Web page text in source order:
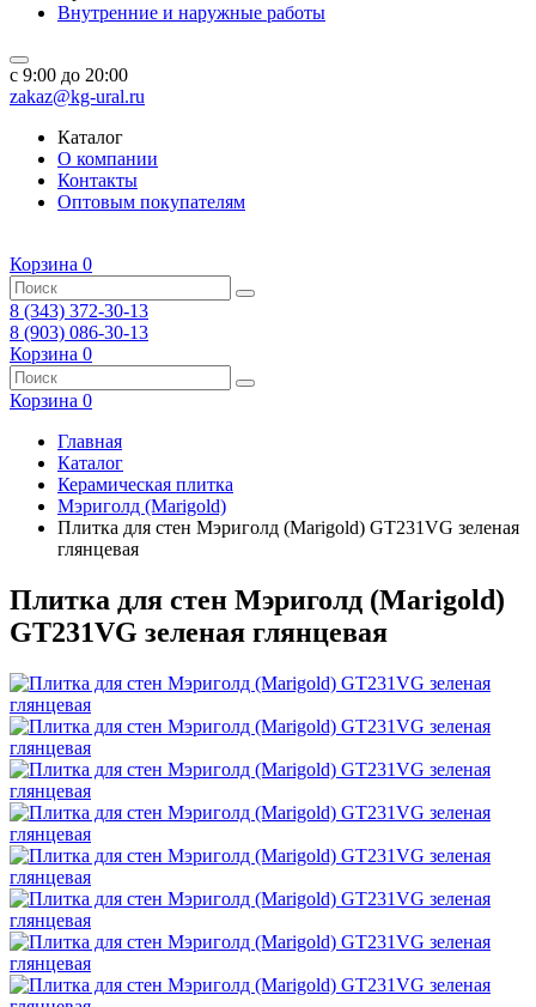
Внутренние и наружные работы
c 9:00 до 20:00
zakaz@kg-ural.ru
Каталог
О компании
Контакты
Оптовым покупателям
Корзина 0
8 (343) 372-30-13
8 (903) 086-30-13
Корзина 0
Корзина 0
Главная
Каталог
Керамическая плитка
Мэриголд (Marigold)
Плитка для стен Мэриголд (Marigold) GT231VG зеленая
глянцевая
Плитка для стен Мэриголд (Marigold)
GT231VG зеленая глянцевая